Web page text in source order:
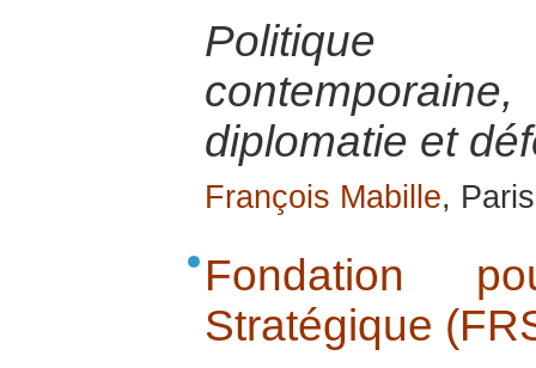
Politique
diplomatie et
François Mabille,
Fondation
Stratégique